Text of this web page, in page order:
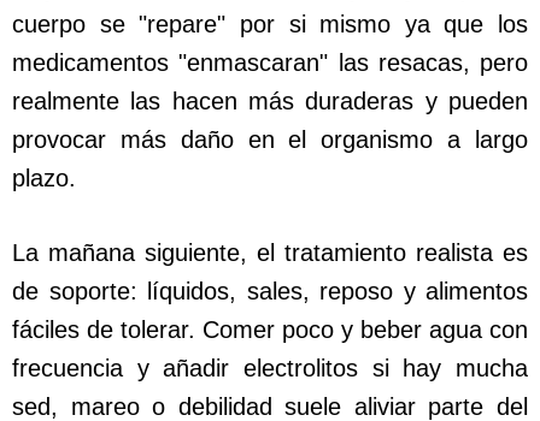
cuerpo se "repare" por si mismo ya que los
medicamentos "enmascaran" las resacas, pero
realmente las hacen más duraderas y pueden
provocar más daño en el organismo a largo
plazo.
La mañana siguiente, el tratamiento realista es
de soporte: líquidos, sales, reposo y alimentos
fáciles de tolerar. Comer poco y beber agua con
frecuencia y añadir electrolitos si hay mucha
sed, mareo o debilidad suele aliviar parte del